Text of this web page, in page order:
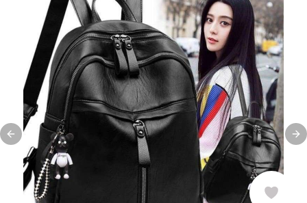
Previous slide